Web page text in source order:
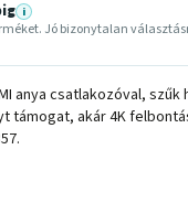
i
Jó bizonytalan
anya csatlakozóval,
támogat, akár 4K